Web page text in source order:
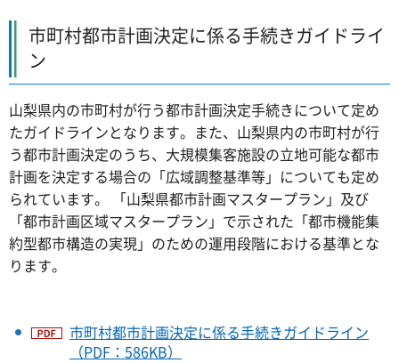
市町村都市計画決定に係る手続きガイドライ
ン
山梨県内の市町村が行う都市計画決定手続きについて定め
たガイドラインとなります。また、山梨県内の市町村が行
う都市計画決定のうち、大規模集客施設の立地可能な都市
計画を決定する場合の「広域調整基準等」についても定め
られています。 「山梨県都市計画マスタープラン」及び
「都市計画区域マスタープラン」で示された「都市機能集
約型都市構造の実現」のための運用段階における基準とな
ります。
市町村都市計画決定に係る手続きガイドライン
（PDF：586KB）